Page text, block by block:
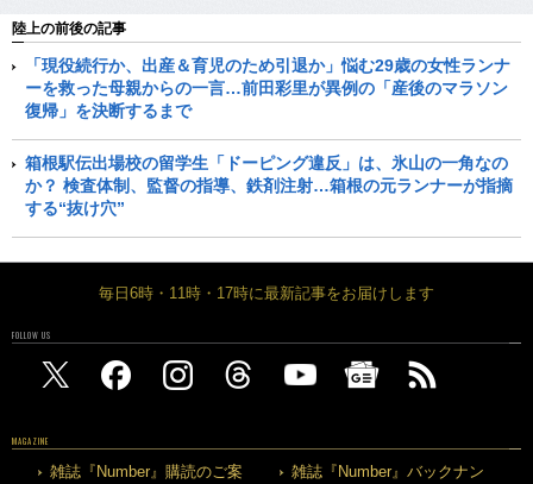
陸上の前後の記事
「現役続行か、出産＆育児のため引退か」悩む29歳の女性ランナ
ーを救った母親からの一言…前田彩里が異例の「産後のマラソン
復帰」を決断するまで
箱根駅伝出場校の留学生「ドーピング違反」は、氷山の一角なの
か？ 検査体制、監督の指導、鉄剤注射…箱根の元ランナーが指摘
する“抜け穴”
毎日6時・11時・17時に最新記事をお届けします
FOLLOW US
MAGAZINE
雑誌『Number』購読のご案
雑誌『Number』バックナン